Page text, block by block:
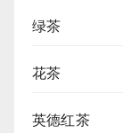
绿茶
花茶
英德红茶